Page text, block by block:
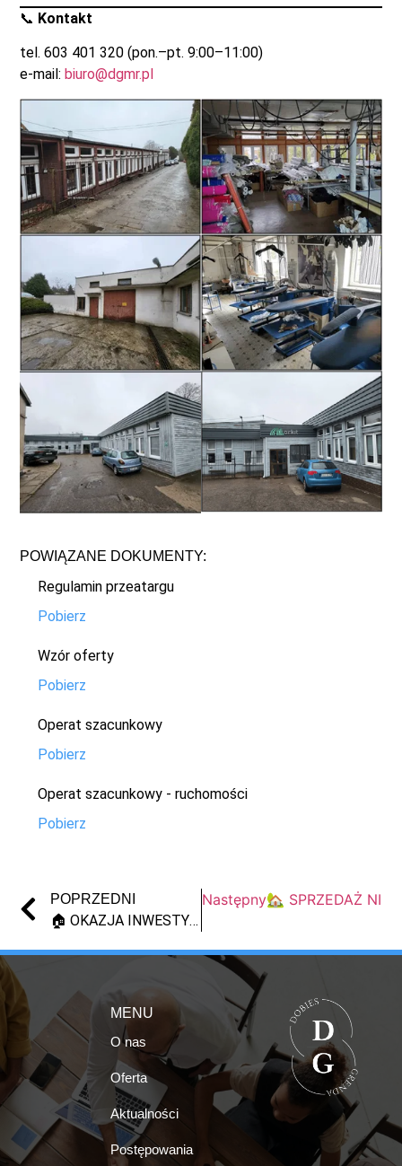
📞 Kontakt
tel. 603 401 320 (pon.–pt. 9:00–11:00)
e-mail: biuro@dgmr.pl
POWIĄZANE DOKUMENTY:
Regulamin przeatargu
Pobierz
Wzór oferty
Pobierz
Operat szacunkowy
Pobierz
Operat szacunkowy - ruchomości
Pobierz
POPRZEDNI
🏠 OKAZJA INWESTYCYJNA – SPRZEDAŻ UDZIAŁU 1/6 W NIERUCHOMOŚCI 💰 | GAĆ | SYNDYK
Następny🏡 SPRZEDAŻ
MENU
O nas
Oferta
Aktualności
Postępowania